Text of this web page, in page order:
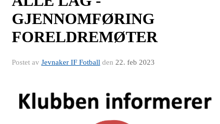
GJENNOMFØRING
FORELDREMØTER
Postet av Jevnaker IF Fotball den 22. feb 2023